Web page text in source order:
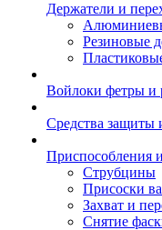
Держатели и
Резиновые
Войлоки фетры и
Средства защиты
Приспособления
Струбцины
Присоски
Захват и
Снятие